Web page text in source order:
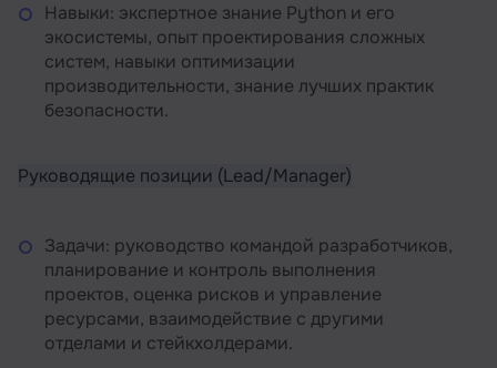
Навыки: экспертное знание Python и его
экосистемы, опыт проектирования сложных
систем, навыки оптимизации
производительности, знание лучших практик
безопасности.
Руководящие позиции (Lead/Manager)
Задачи: руководство командой разработчиков,
планирование и контроль выполнения
проектов, оценка рисков и управление
ресурсами, взаимодействие с другими
отделами и стейкхолдерами.